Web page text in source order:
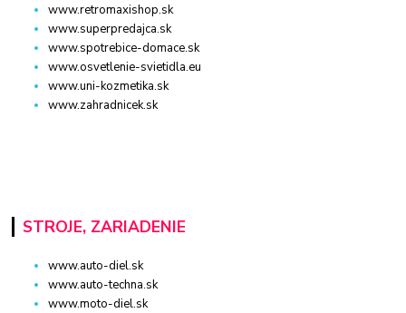
www.retromaxishop.sk
www.superpredajca.sk
www.spotrebice-domace.sk
www.osvetlenie-svietidla.eu
www.uni-kozmetika.sk
www.zahradnicek.sk
STROJE, ZARIADENIE
www.auto-diel.sk
www.auto-techna.sk
www.moto-diel.sk